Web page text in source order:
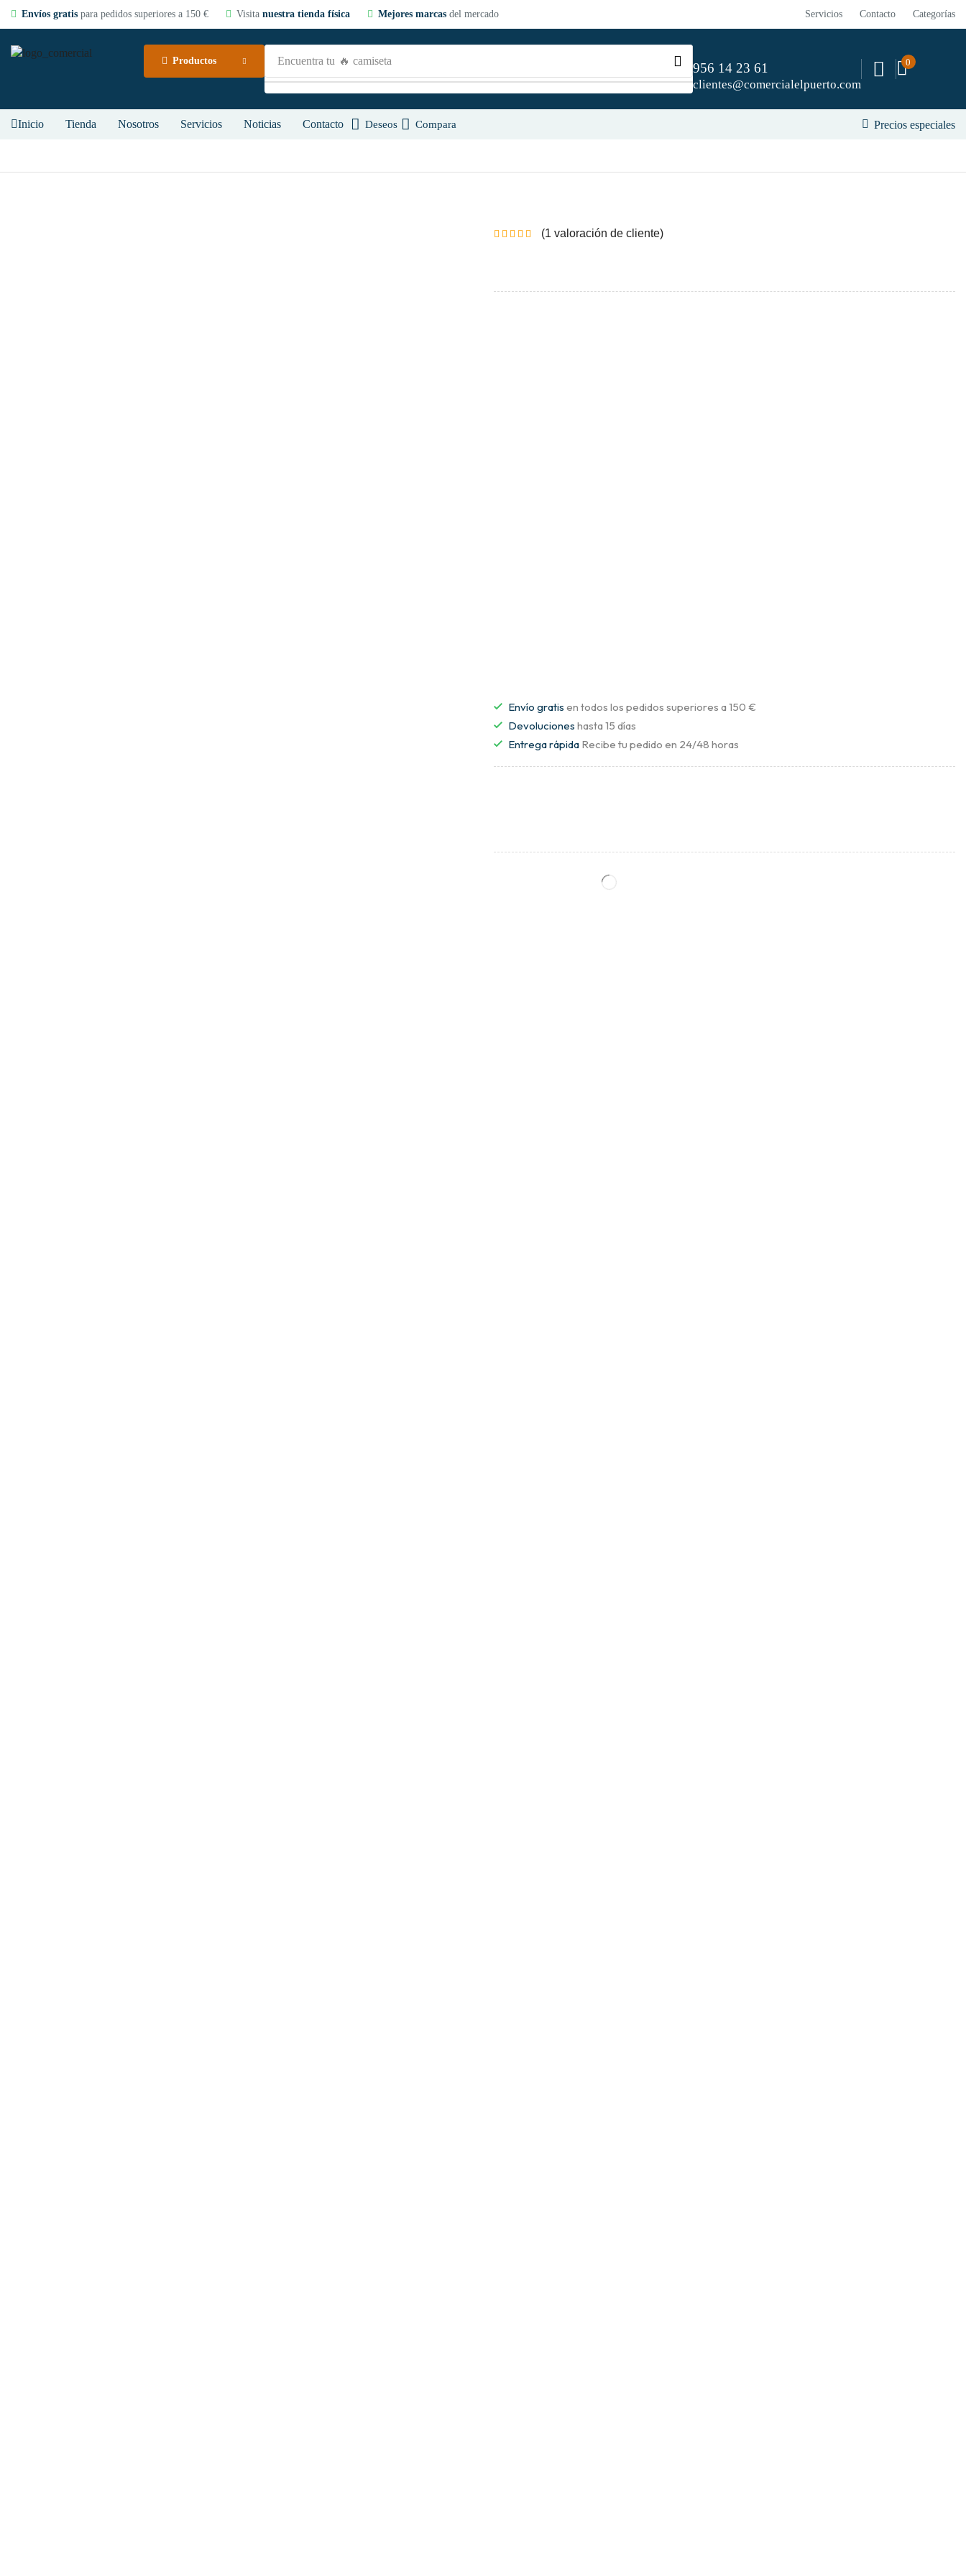
Envíos gratis para pedidos superiores a 150 € Visita nuestra tienda física Mejores marcas del mercado Servicios Contacto Categorías
Productos Encuentra tu 🔥 camiseta 956 14 23 61
clientes@comercialelpuerto.com
0
Inicio Tienda Nosotros Servicios Noticias Contacto Deseos Compara Precios especiales
(1 valoración de cliente)
Envío gratis en todos los pedidos superiores a 150 €
Devoluciones hasta 15 días
Entrega rápida Recibe tu pedido en 24/48 horas